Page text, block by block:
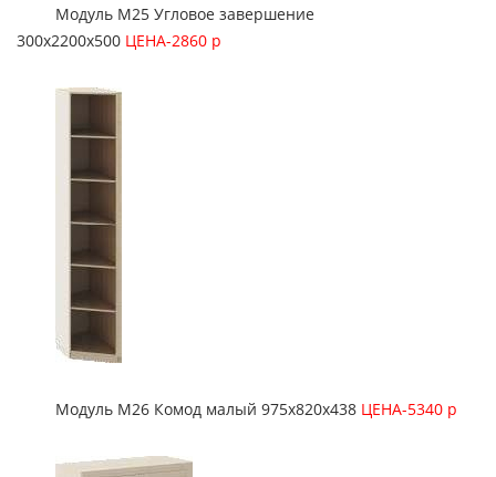
Модуль М25 Угловое завершение
300х2200х500 ЦЕНА-2860 р
Модуль М26 Комод малый 975х820х438 ЦЕНА-5340 р